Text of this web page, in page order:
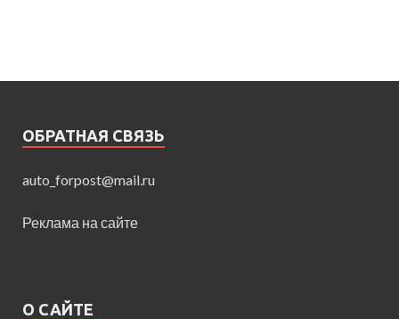
ОБРАТНАЯ СВЯЗЬ
auto_forpost@mail.ru
Реклама на сайте
О САЙТЕ